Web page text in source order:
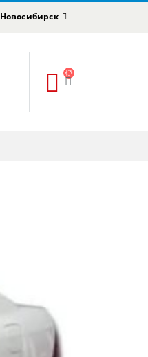
Новосибирск